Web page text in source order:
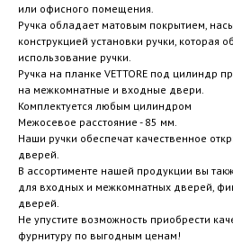
или офисного помещения.
Ручка обладает матовым покрытием,
конструкцией установки ручки, которая
использование ручки.
Ручка на планке VЕTTORE под цилиндр
на межкомнатные и входные двери.
Комплектуется любым цилиндром
Межосевое расстояние - 85 мм.
Наши ручки обеспечат качественное
дверей.
В ассортименте нашей продукции вы
для входных и межкомнатных дверей,
дверей.
Не упустите возможность приобрести
фурнитуру по выгодным ценам!